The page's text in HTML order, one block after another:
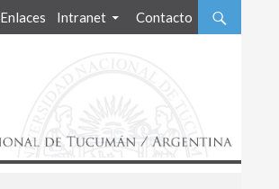
Enlaces Intranet Contacto